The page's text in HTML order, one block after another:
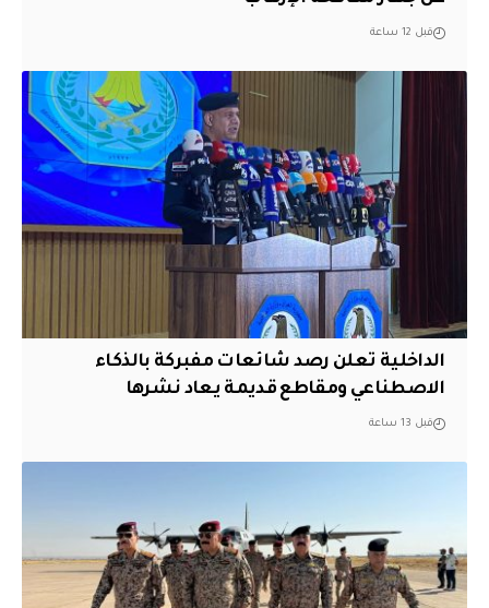
قبل 12 ساعة
الداخلية تعلن رصد شائعات مفبركة بالذكاء
الاصطناعي ومقاطع قديمة يعاد نشرها
قبل 13 ساعة